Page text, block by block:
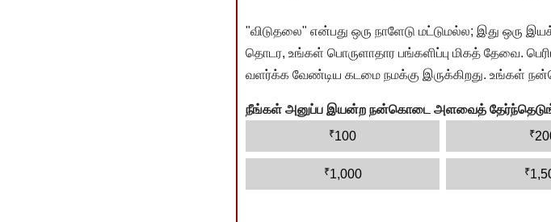
"விடுதலை" என்பது ஒரு நாளேடு மட்டுமல்ல; இது
தொடர, உங்கள் பொருளாதார பங்களிப்பு மிகத் தேவை.
வளர்க்க வேண்டிய கடமை நமக்கு இருக்கிறது. உங்கள்
நீங்கள் அனுப்ப இயன்ற நன்கொடை அளவைத்
₹100 ₹
₹1,000 ₹